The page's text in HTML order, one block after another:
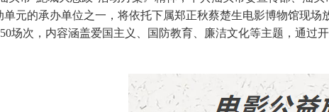
单元的承办单位之一，将依托下属郑正秋蔡楚生电影博物馆现
场次，内容涵盖爱国主义、国防教育、廉洁文化等主题，通过